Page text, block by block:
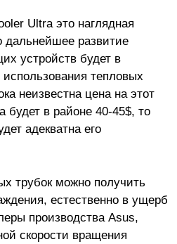
Ultra это наглядная
дальнейшее развитие
устройств будет в
использования тепловых
неизвестна цена на этот
будет в районе 40-45$, то
адекватна его
трубок можно получить
естественно в ущерб
производства Asus,
скорости вращения